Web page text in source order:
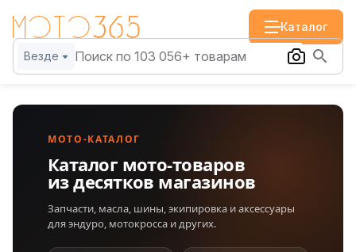
Каталог
Везде
МОТО-КАТАЛОГ
Каталог мото-товаров
из десятков магазинов
Запчасти, масла, шины, экипировка и аксессуары
для эндуро, мотокросса и других.